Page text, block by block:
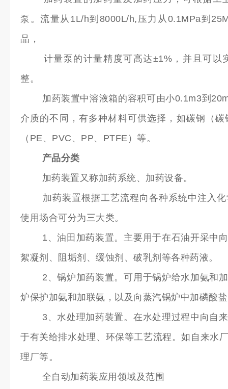
泵。流量从1L/h到8000L/h,压力从0.1MPa到
品，
计量泵的计量精度可高达±1%，并且可以
整。
加药装置中溶液箱的容积可由小0.1m3到
介质的不同，有多种材料可供选择，如碳钢（
（PE、PVC、PP、PTFE）等。
产品分类
加药装置又称加药系统、加药设备。
加药装置根据工艺流程向各种系统中注入化
使用场合可分为三大类。
1、油田加药装置。主要用于在石油开采中向
絮凝剂、阻垢剂、缓蚀剂、破乳剂等各种药液。
2、锅炉加药装置。可用于锅炉给水加氨和加
炉保护加氨和加联氨，以及向蒸汽锅炉中加磷酸
3、水处理加药装置。在水处理过程中向自来
于有关给排水处理、环保等工艺流程。如自来水
理厂等。
全自动加药装应用领域及范围